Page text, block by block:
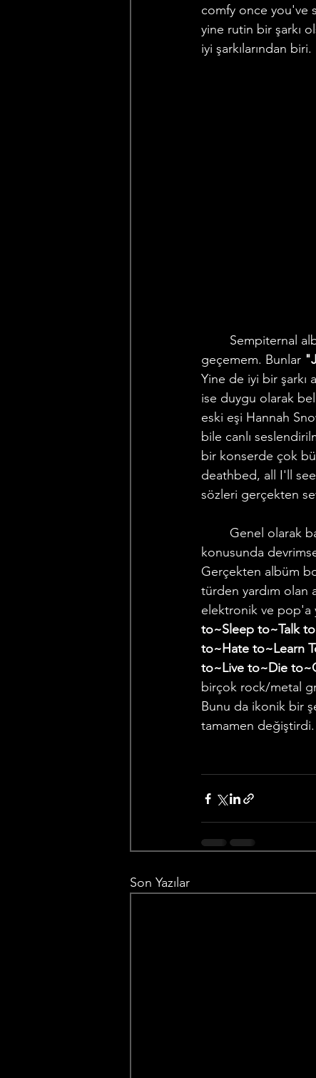
comfy once you've
yine rutin bir şarkı
iyi şarkılarından biri.
geçemem. Bunlar
Yine de iyi bir
ise duygu olarak
eski eşi Hannah
bile canlı
bir konserde çok
deathbed, all I'll
sözleri gerçekten
konusunda
Gerçekten albüm
türden yardım olan
elektronik ve pop'a
to~Sleep to~Talk
to~Hate to~Learn
to~Live to~Die
birçok rock/metal
Bunu da ikonik bir
tamamen değiştirdi.
Son Yazılar